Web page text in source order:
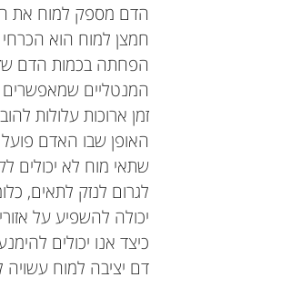
הדם מספק למוח את
חמצן למוח הוא
הפחתה בכמות הדם
המנטליים שמאפשרים
זמן ארוכות עלולות
האופן שבו האדם
שתאי מוח לא יכולים
לגרום לנזק לתאים,
יכולה להשפיע על
כיצד אנו יכולים
דם יציבה למוח